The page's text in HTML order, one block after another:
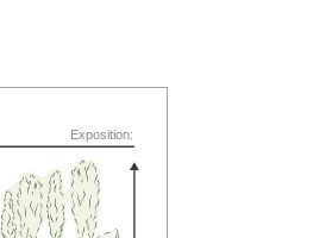
Exposition: